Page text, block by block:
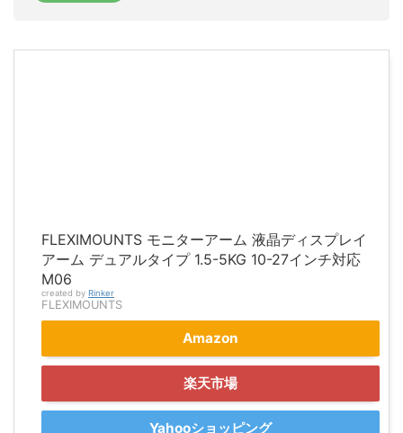
FLEXIMOUNTS モニターアーム 液晶ディスプレイ
アーム デュアルタイプ 1.5-5KG 10-27インチ対応
M06
created by Rinker
FLEXIMOUNTS
Amazon
楽天市場
Yahooショッピング